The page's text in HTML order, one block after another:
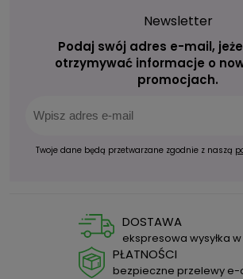
Newsletter
Podaj swój adres e-mail,
otrzymywać informacje o
promocjach.
Twoje dane będą przetwarzane zgodnie z naszą
DOSTAWA
ekspresowa wysyłka
PŁATNOŚCI
bezpieczne przelewy e-